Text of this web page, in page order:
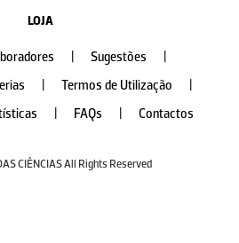
LOJA
Sugestões
Termos de Utilização
FAQs Contactos
CIÊNCIAS All Rights Reserved